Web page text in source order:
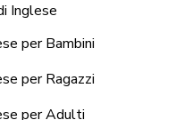
Inglese
per Bambini
per Ragazzi
per Adulti